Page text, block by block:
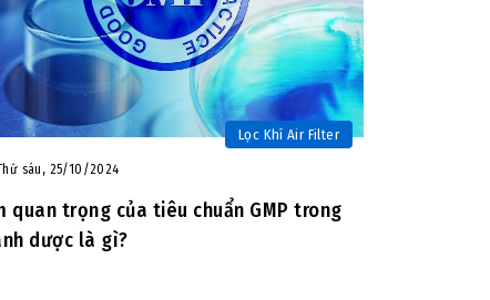
Lọc Khí Air Filter
sáu, 25/10/2024
quan trọng của tiêu chuẩn GMP trong
dược là gì?